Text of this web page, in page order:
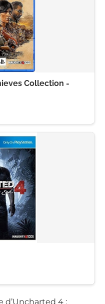
Collection -
d’Uncharted 4 :